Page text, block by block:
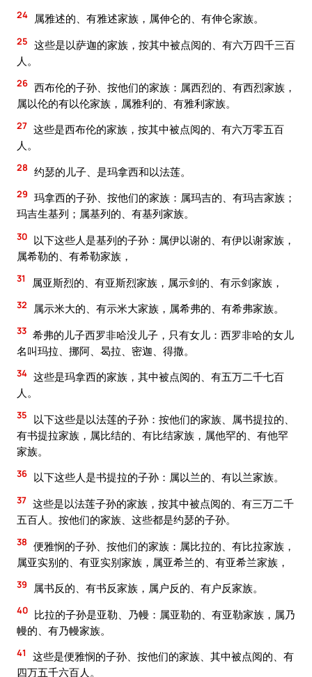
24 属雅述的、有雅述家族，属伸仑的、有伸仑家族。
25 这些是以萨迦的家族，按其中被点阅的、有六万四千三百
人。
26 西布伦的子孙、按他们的家族：属西烈的、有西烈家族，
属以伦的有以伦家族，属雅利的、有雅利家族。
27 这些是西布伦的家族，按其中被点阅的、有六万零五百
人。
28 约瑟的儿子、是玛拿西和以法莲。
29 玛拿西的子孙、按他们的家族：属玛吉的、有玛吉家族；
玛吉生基列；属基列的、有基列家族。
30 以下这些人是基列的子孙：属伊以谢的、有伊以谢家族，
属希勒的、有希勒家族，
31 属亚斯烈的、有亚斯烈家族，属示剑的、有示剑家族，
32 属示米大的、有示米大家族，属希弗的、有希弗家族。
33 希弗的儿子西罗非哈没儿子，只有女儿：西罗非哈的女儿
名叫玛拉、挪阿、曷拉、密迦、得撒。
34 这些是玛拿西的家族，其中被点阅的、有五万二千七百
人。
35
以下这些是以法莲的子孙：按他们的家族、属书提拉的、
有书提拉家族，属比结的、有比结家族，属他罕的、有他罕
家族。
36 以下这些人是书提拉的子孙：属以兰的、有以兰家族。
37 这些是以法莲子孙的家族，按其中被点阅的、有三万二千
五百人。按他们的家族、这些都是约瑟的子孙。
38 便雅悯的子孙、按他们的家族：属比拉的、有比拉家族，
属亚实别的、有亚实别家族，属亚希兰的、有亚希兰家族，
39 属书反的、有书反家族，属户反的、有户反家族。
40 比拉的子孙是亚勒、乃幔：属亚勒的、有亚勒家族，属乃
幔的、有乃幔家族。
41
这些是便雅悯的子孙、按他们的家族、其中被点阅的、有
四万五千六百人。